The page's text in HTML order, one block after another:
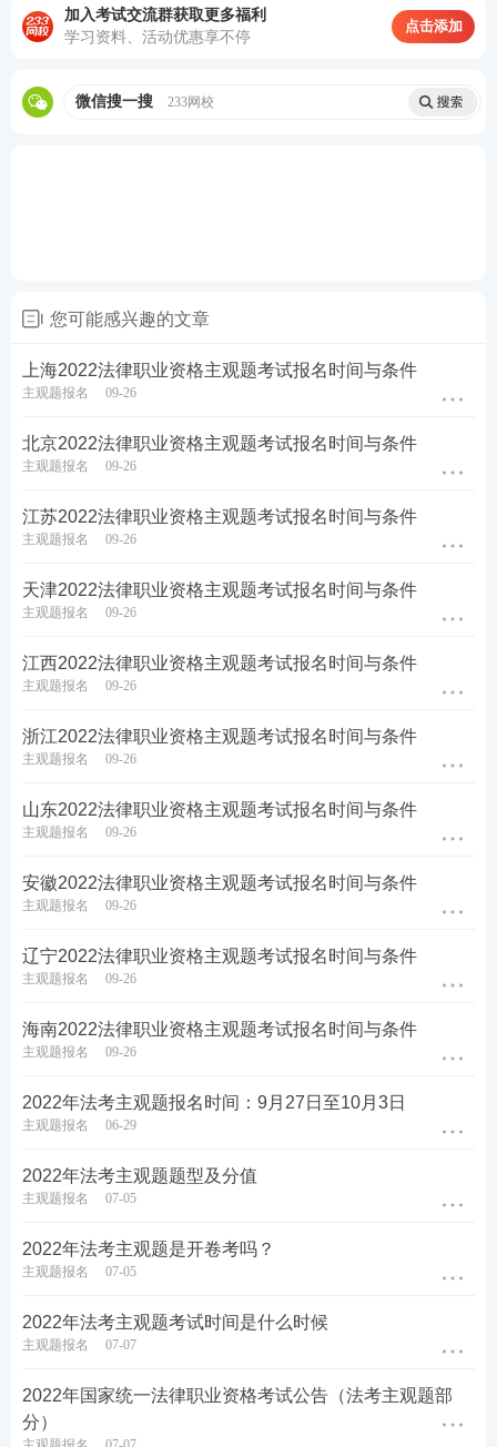
加入考试交流群获取更多福利
学习资料、活动优惠享不停
点击添加
微信搜一搜 233网校
您可能感兴趣的文章
上海2022法律职业资格主观题考试报名时间与条件
主观题报名 09-26
北京2022法律职业资格主观题考试报名时间与条件
主观题报名 09-26
江苏2022法律职业资格主观题考试报名时间与条件
主观题报名 09-26
天津2022法律职业资格主观题考试报名时间与条件
主观题报名 09-26
江西2022法律职业资格主观题考试报名时间与条件
主观题报名 09-26
浙江2022法律职业资格主观题考试报名时间与条件
主观题报名 09-26
山东2022法律职业资格主观题考试报名时间与条件
主观题报名 09-26
安徽2022法律职业资格主观题考试报名时间与条件
主观题报名 09-26
辽宁2022法律职业资格主观题考试报名时间与条件
主观题报名 09-26
海南2022法律职业资格主观题考试报名时间与条件
主观题报名 09-26
2022年法考主观题报名时间：9月27日至10月3日
主观题报名 06-29
2022年法考主观题题型及分值
主观题报名 07-05
2022年法考主观题是开卷考吗？
主观题报名 07-05
2022年法考主观题考试时间是什么时候
主观题报名 07-07
2022年国家统一法律职业资格考试公告（法考主观题部
分）